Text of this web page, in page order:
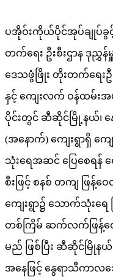
ပအိုဝ်းကိုယ်ပိုင်အုပ်ချုပ်ခွ
တက်ရေး ဦးစီးဌာန ဒုညွှ
ဒေသဖွံဖြိုး တိုးတက်ရေးဦး
နှင့် ကျေးလက် ဝန်ထမ်း
ပိုင်းတွင် ဆီဆိုင်မြို့နယ်၊ န
(အနောက်) ကျေးရွာရှိ က
သုံးရေအဆင် ပြေစေရန်
စီးဖြင့် စနစ် တကျ ဖြန့်ဝေ
ကျေးရွာ၌ သောက်သုံးရ
တစ်ကြိမ် ဆက်လက်ဖြန့်ဝေလှူ
မည် ဖြစ်ပြီး ဆီဆိုင်မြိုန
အနေဖြင့် နွေရာသီကာလ